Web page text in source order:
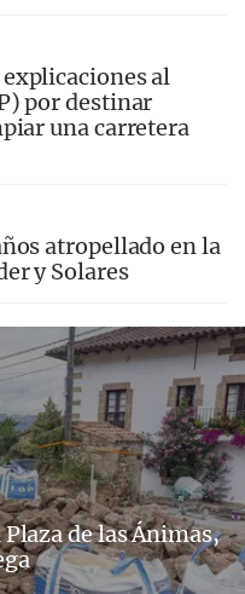
explicaciones al
por destinar
una carretera
atropellado en la
y Solares
de las Ánimas,